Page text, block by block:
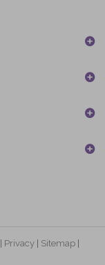
Privacy Sitemap